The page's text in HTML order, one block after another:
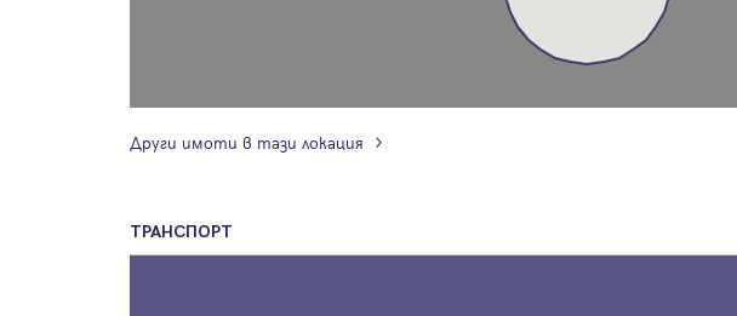
Други имоти в тази локация
ТРАНСПОРТ